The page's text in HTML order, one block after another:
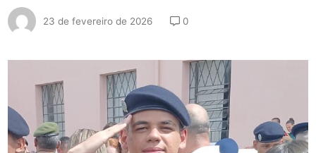
23 de fevereiro de 2026 0